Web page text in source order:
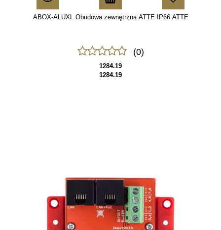
ABOX-ALUXL Obudowa zewnętrzna ATTE IP66 ATTE
(0)
1284.19
1284.19